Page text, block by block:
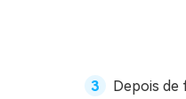
Depois de